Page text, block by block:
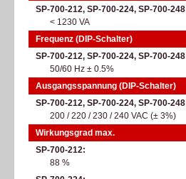
SP-700-212, SP-700-224, SP-700-248
< 1230 VA
Frequenz (DIP-Schalter)
SP-700-212, SP-700-224, SP-700-248
50/60 Hz ± 0.5%
Ausgangsspannung (DIP-Schalter)
SP-700-212, SP-700-224, SP-700-248
200 / 220 / 230 / 240 VAC (± 3%)
Wirkungsgrad max.
SP-700-212
88 %